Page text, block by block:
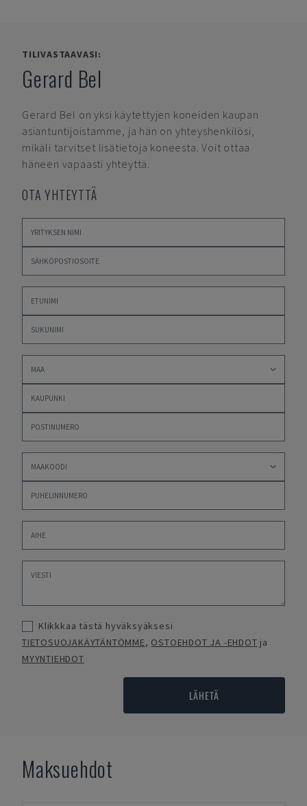
TILIVASTAAVASI:
Gerard Bel
Gerard Bel on yksi käytettyjen koneiden kaupan
asiantuntijoistamme, ja hän on yhteyshenkilösi,
mikäli tarvitset lisätietoja koneesta. Voit ottaa
häneen vapaasti yhteyttä.
OTA YHTEYTTÄ
Klikkkaa tästä hyväksyäksesi
TIETOSUOJAKÄYTÄNTÖMME, OSTOEHDOT JA -EHDOT ja
MYYNTIEHDOT
LÄHETÄ
Maksuehdot